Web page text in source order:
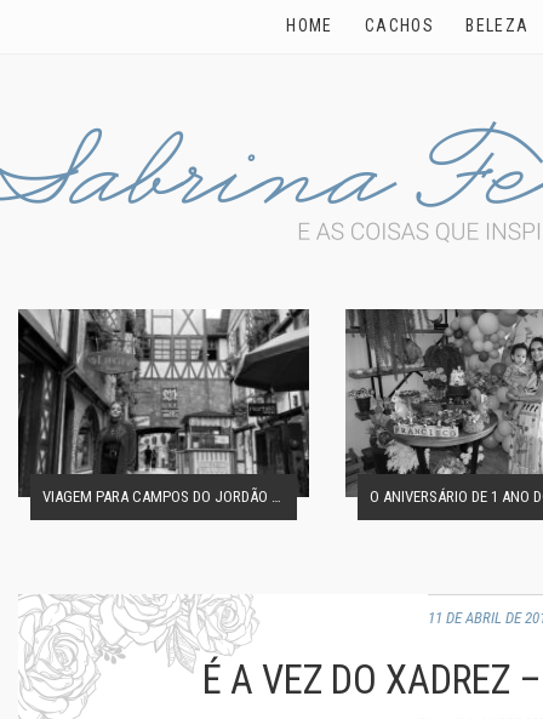
HOME CACHOS BELEZA
VIAGEM PARA CAMPOS DO JORDÃO EM FAMÍLIA
11 DE ABRIL DE
É A VEZ DO XADREZ